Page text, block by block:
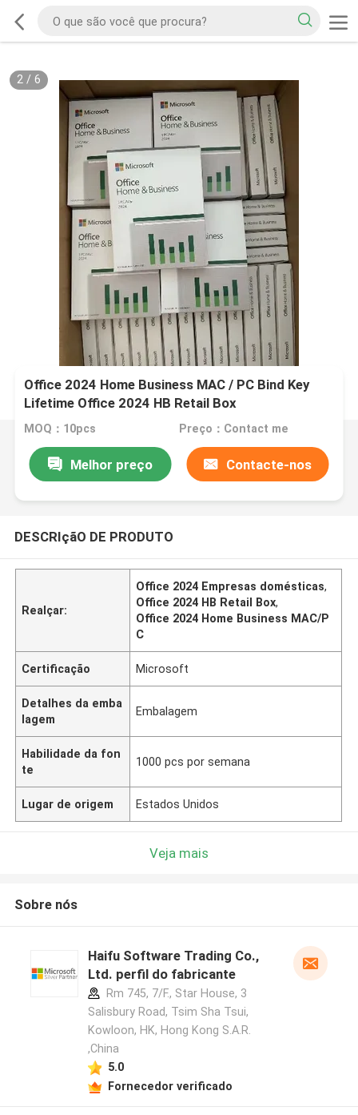
2/ 6
Office 2024 Home Business MAC / PC Bind Key
Lifetime Office 2024 HB Retail Box
MOQ：10pcs Preço：Contact me
Melhor preço Contacte-nos
DESCRIçãO DE PRODUTO
Realçar:
Office 2024 Empresas domésticas,
Office 2024 HB Retail Box,
Office 2024 Home Business MAC/P
C
Certificação Microsoft
Detalhes da emba
lagem
Embalagem
Habilidade da fon
te
1000 pcs por semana
Lugar de origem Estados Unidos
Veja mais
Sobre nós
Haifu Software Trading Co.,
Ltd. perfil do fabricante
Rm 745, 7/F., Star House, 3
Salisbury Road, Tsim Sha Tsui,
Kowloon, HK, Hong Kong S.A.R.
,China
5.0
Fornecedor verificado